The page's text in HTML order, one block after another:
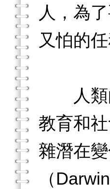
人，為
又怕的
人類的
教育和
雜潛在
（